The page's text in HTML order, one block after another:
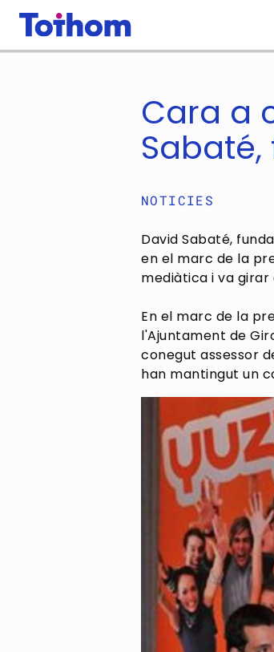
Vés al contingut
Cara a
Sabaté,
NOTICIES
David Sabaté,
en el marc de la
mediàtica i va
En el marc de la
l'Ajuntament de
conegut assessor
han mantingut un